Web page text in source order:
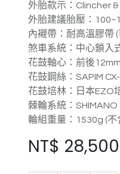
外胎款示：Clincher
外胎建議胎壓：
內襯帶：耐高溫膠帶
煞車系統：中心鎖入
花鼓軸心：前後
花鼓鋼絲：SAPIM
花鼓培林：日本EZO
棘輪系統：
輪組重量：1530g (不
NT$ 28,500